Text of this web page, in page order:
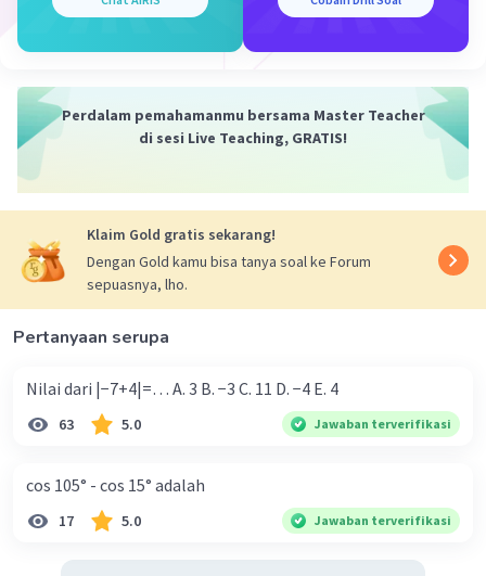
384 cm²
Jadi, luas permukaan limas tersebut adalah 384
Beri Rating ·5.0(1) Balas
Level 25
Perdalam pemahamanmu bersama Master Teacher
di sesi Live Teaching, GRATIS!
Klaim Gold gratis sekarang!
Dengan Gold kamu bisa tanya soal ke Forum
sepuasnya, lho.
Pertanyaan serupa
Nilai dari |−7+4|=… A. 3 B. −3 C. 11 D. −4 E. 4
63 5.0 Jawaban terverifikasi
cos 105° - cos 15° adalah
17 5.0 Jawaban terverifikasi